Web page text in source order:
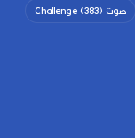
صوت Challenge (383)